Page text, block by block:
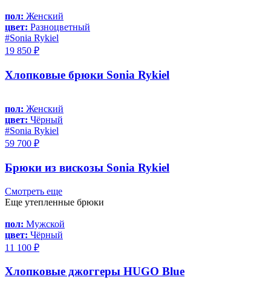
пол: Женский
цвет: Разноцветный
#Sonia Rykiel
19 850 ₽
Хлопковые брюки Sonia Rykiel
пол: Женский
цвет: Чёрный
#Sonia Rykiel
59 700 ₽
Брюки из вискозы Sonia Rykiel
Смотреть еще
Еще утепленные брюки
пол: Мужской
цвет: Чёрный
11 100 ₽
Хлопковые джоггеры HUGO Blue